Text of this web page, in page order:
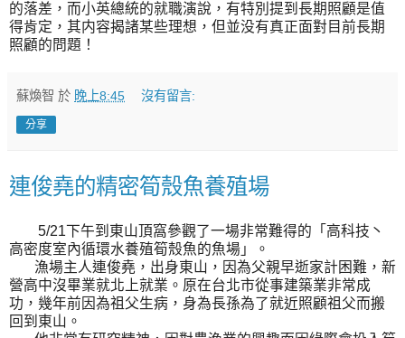
的落差，而小英總統的就職演說，有特別提到長期照顧是值
得肯定，其内容揭諸某些理想，但並没有真正面對目前長期
照顧的問題！
蘇煥智 於 晚上8:45 沒有留言:
分享
連俊堯的精密筍殼魚養殖場
5/21下午到東山頂窩參觀了一場非常難得的「高科技丶
高密度室內循環水養殖筍殼魚的魚場」。
漁場主人連俊堯，出身東山，因為父親早逝家計困難，新
營高中沒畢業就北上就業。原在台北市從事建築業非常成
功，幾年前因為祖父生病，身為長孫為了就近照顧祖父而搬
回到東山。